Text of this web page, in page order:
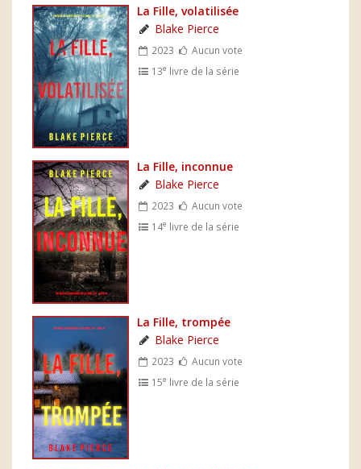
La Fille, volatilisée
Blake Pierce
2023
Aucun vote
13e livre de la série
La Fille, inconnue
Blake Pierce
2023
Aucun vote
14e livre de la série
La Fille, trompée
Blake Pierce
2023
Aucun vote
15e livre de la série